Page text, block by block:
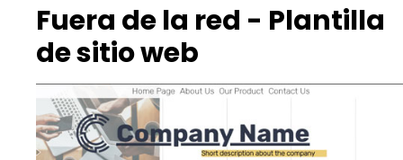
Fuera de la red - Plantilla
de sitio web